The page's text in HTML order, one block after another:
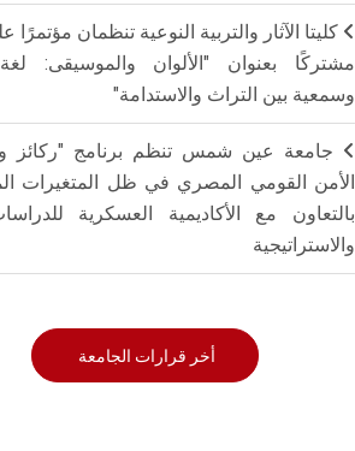
كليتا الآثار والتربية النوعية تنظمان مؤتمرًا
مشتركًا بعنوان "الألوان والموسيقى:
وسمعية بين التراث والاستدامة"
جامعة عين شمس تنظم برنامج "ركائز
الأمن القومي المصري في ظل المتغيرات
بالتعاون مع الأكاديمية العسكرية
والاستراتيجية
أخر قرارات الجامعة